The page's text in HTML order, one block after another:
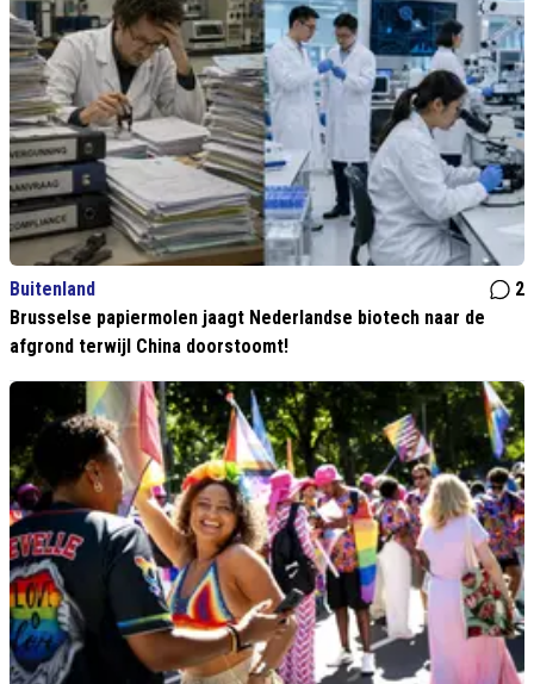
Buitenland
2
Brusselse papiermolen jaagt Nederlandse biotech naar de
afgrond terwijl China doorstoomt!